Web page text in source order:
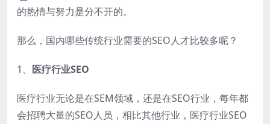
的热情与努力是分不开的。
那么，国内哪些传统行业需要的SEO人才比较多呢？
1、 医疗行业SEO
医疗行业无论是在SEM领域，还是在SEO行业，每年都
会招聘大量的SEO人员，相比其他行业，医疗行业SEO